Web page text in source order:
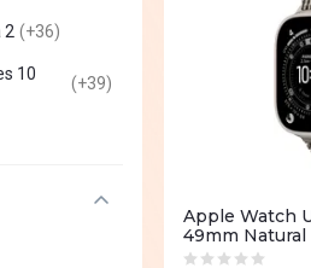
2 (+36)
10
(+39)
10
Apple Watch
49mm
Natural